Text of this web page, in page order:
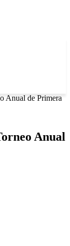
Anual de Primera
Anual